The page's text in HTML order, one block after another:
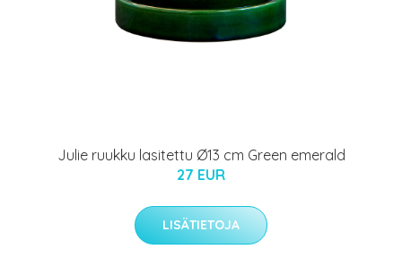
Julie ruukku lasitettu Ø13 cm Green emerald
27 EUR
LISÄTIETOJA